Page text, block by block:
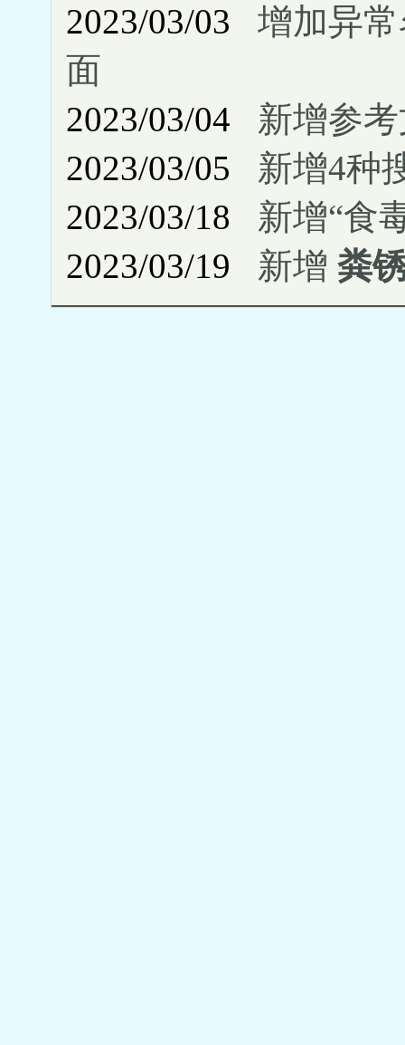
2023/03/03 增加异
面
2023/03/04 新增参
2023/03/05 新增4种
2023/03/18 新增“食
2023/03/19 新增 粪